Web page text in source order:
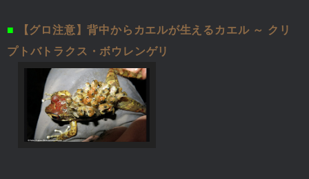
■
【グロ注意】背中からカエルが生えるカエル ～ クリ
プトバトラクス・ボウレンゲリ